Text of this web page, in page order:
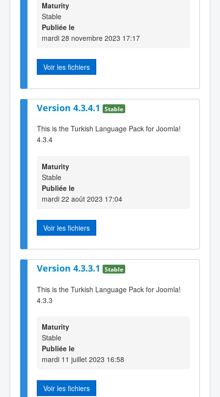
Maturity
Stable
Publiée le
mardi 28 novembre 2023 17:17
Voir les fichiers
Version 4.3.4.1 Stable
This is the Turkish Language Pack for Joomla!
4.3.4
Maturity
Stable
Publiée le
mardi 22 août 2023 17:04
Voir les fichiers
Version 4.3.3.1 Stable
This is the Turkish Language Pack for Joomla!
4.3.3
Maturity
Stable
Publiée le
mardi 11 juillet 2023 16:58
Voir les fichiers